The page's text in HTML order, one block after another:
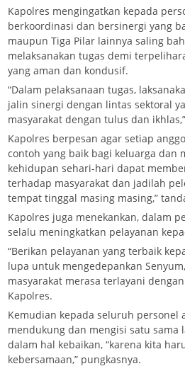
Kapolres mengingatkan kepada
berkoordinasi dan bersinergi yang
maupun Tiga Pilar lainnya saling
melaksanakan tugas demi
yang aman dan kondusif.
“Dalam pelaksanaan tugas,
jalin sinergi dengan lintas sektoral
masyarakat dengan tulus dan
Kapolres berpesan agar setiap
contoh yang baik bagi keluarga dan
kehidupan sehari-hari dapat
terhadap masyarakat dan jadilah
tempat tinggal masing masing,”
Kapolres juga menekankan, dalam
selalu meningkatkan pelayanan
“Berikan pelayanan yang terbaik
lupa untuk mengedepankan
masyarakat merasa terlayani
Kapolres.
Kemudian kepada seluruh personel
mendukung dan mengisi satu sama
dalam hal kebaikan, “karena kita
kebersamaan,” pungkasnya.